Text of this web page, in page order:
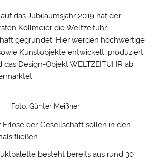
das Jubiläumsjahr 2019 hat der
Kollmeier die Weltzeituhr
gegründet. Hier werden hochwertige
Kunstobjekte entwickelt, produziert
Design-Objekt WELTZEITUHR ab
Foto: Günter Meißner
der Gesellschaft sollen in den
fließen.
besteht bereits aus rund 30